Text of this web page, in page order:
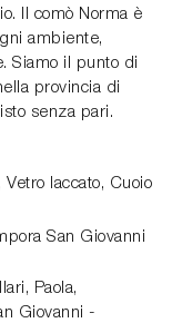
Il comò Norma è
ambiente,
Siamo il punto di
provincia di
senza pari.
laccato, Cuoio
San Giovanni
Paola,
Giovanni -